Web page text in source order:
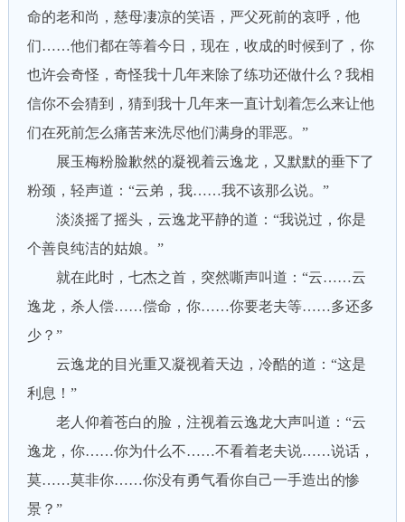
命的老和尚，慈母凄凉的笑语，严父死前的哀呼，他
们……他们都在等着今日，现在，收成的时候到了，你
也许会奇怪，奇怪我十几年来除了练功还做什么？我相
信你不会猜到，猜到我十几年来一直计划着怎么来让他
们在死前怎么痛苦来洗尽他们满身的罪恶。”
展玉梅粉脸歉然的凝视着云逸龙，又默默的垂下了
粉颈，轻声道：“云弟，我……我不该那么说。”
淡淡摇了摇头，云逸龙平静的道：“我说过，你是
个善良纯洁的姑娘。”
就在此时，七杰之首，突然嘶声叫道：“云……云
逸龙，杀人偿……偿命，你……你要老夫等……多还多
少？”
云逸龙的目光重又凝视着天边，冷酷的道：“这是
利息！”
老人仰着苍白的脸，注视着云逸龙大声叫道：“云
逸龙，你……你为什么不……不看着老夫说……说话，
莫……莫非你……你没有勇气看你自己一手造出的惨
景？”